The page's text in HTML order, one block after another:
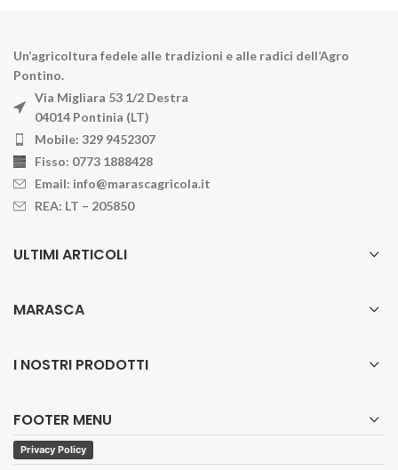
Un’agricoltura fedele alle tradizioni e alle radici dell’Agro
Pontino.
Via Migliara 53 1/2 Destra
04014 Pontinia (LT)
Mobile: 329 9452307
Fisso: 0773 1888428
Email: info@marascagricola.it
REA: LT – 205850
ULTIMI ARTICOLI
MARASCA
I NOSTRI PRODOTTI
FOOTER MENU
Privacy Policy